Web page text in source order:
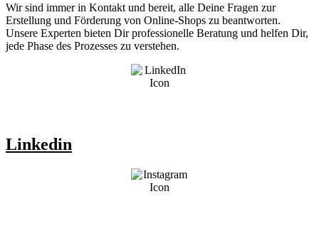
Wir sind immer in Kontakt und bereit, alle Deine Fragen zur
Erstellung und Förderung von Online-Shops zu beantworten.
Unsere Experten bieten Dir professionelle Beratung und helfen Dir,
jede Phase des Prozesses zu verstehen.
Linkedin